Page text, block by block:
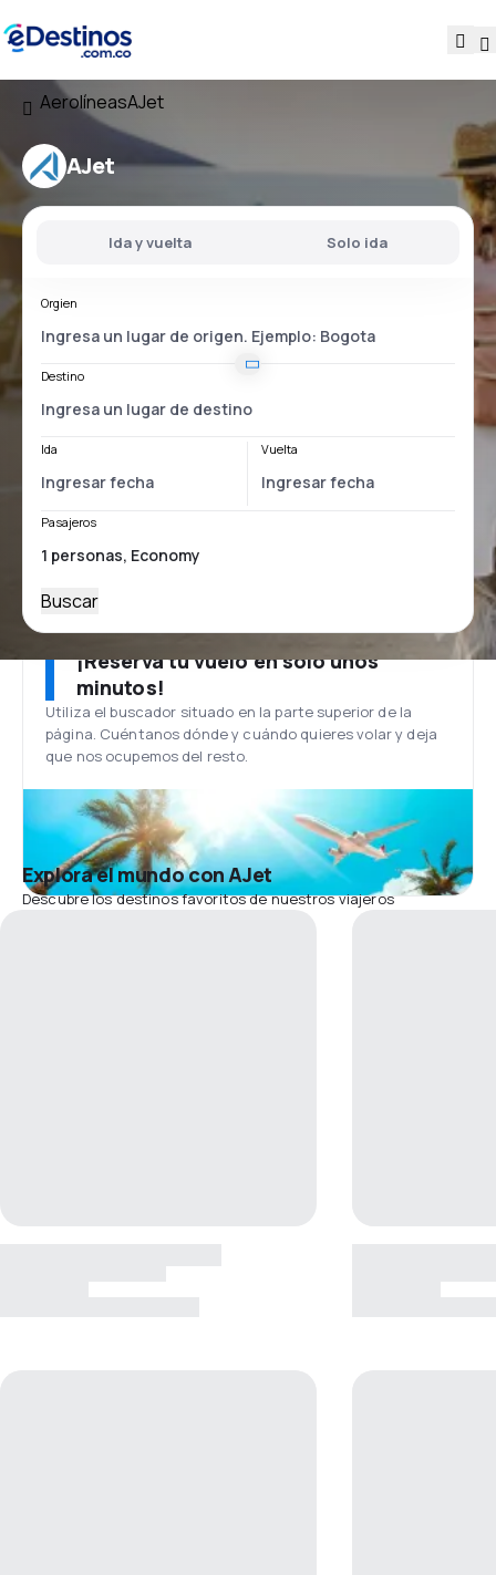
AerolíneasAJet
AJet
Ida y vuelta Solo ida
Orgien
Destino
Ida Vuelta
Pasajeros
Buscar
¡Reserva tu vuelo en solo unos
minutos!
Utiliza el buscador situado en la parte superior de la
página. Cuéntanos dónde y cuándo quieres volar y deja
que nos ocupemos del resto.
Explora el mundo con AJet
Descubre los destinos favoritos de nuestros viajeros